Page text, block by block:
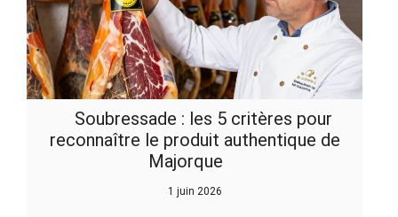
Soubressade : les 5 critères pour
reconnaître le produit authentique de
Majorque
1 juin 2026